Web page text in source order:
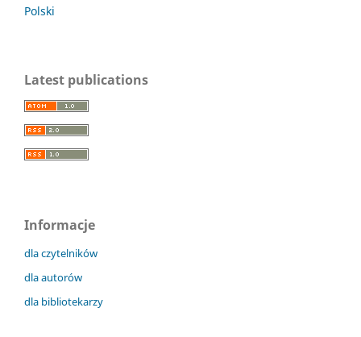
Polski
Latest publications
Informacje
dla czytelników
dla autorów
dla bibliotekarzy